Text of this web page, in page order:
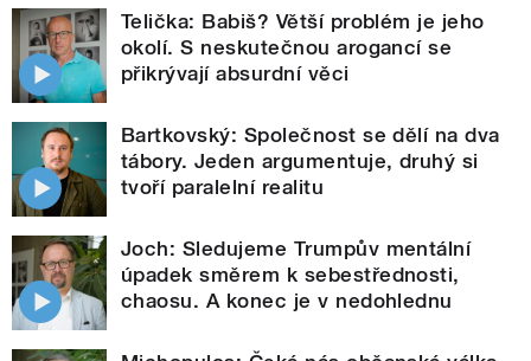
Telička: Babiš? Větší problém je jeho
okolí. S neskutečnou arogancí se
přikrývají absurdní věci
Bartkovský: Společnost se dělí na dva
tábory. Jeden argumentuje, druhý si
tvoří paralelní realitu
Joch: Sledujeme Trumpův mentální
úpadek směrem k sebestřednosti,
chaosu. A konec je v nedohlednu